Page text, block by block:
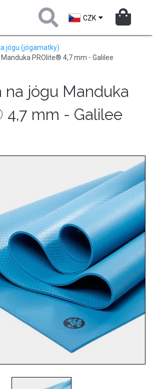
CZK
jógu (jógamatky)
PROlite® 4,7 mm - Galilee
na jógu Manduka
4,7 mm - Galilee